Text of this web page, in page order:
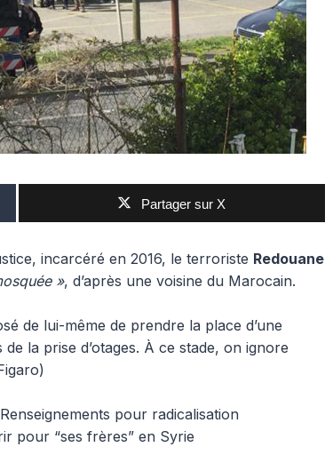
Partager sur X
incarcéré en 2016, le terroriste Redouane
», d’après une voisine du Marocain.
de lui-même de prendre la place d’une
la prise d’otages. À ce stade, on ignore
pour radicalisation
pour “ses frères” en Syrie